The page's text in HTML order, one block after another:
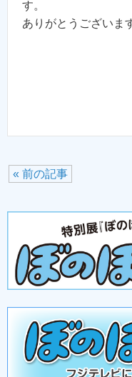
す。
ありがとうございま
« 前の記事